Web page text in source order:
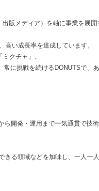
版メディア）を軸に事業を展開
い成長率を達成しています。
クチャ」、
に挑戦を続けるDONUTSで、
開発・運用まで一気通貫で技
る領域などを加味し、一人一